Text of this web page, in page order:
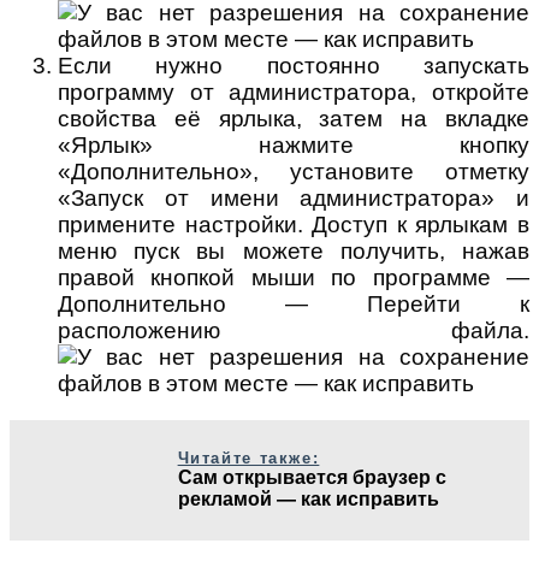
Если нужно постоянно запускать
программу от администратора, откройте
свойства её ярлыка, затем на вкладке
«Ярлык» нажмите кнопку
«Дополнительно», установите отметку
«Запуск от имени администратора» и
примените настройки. Доступ к ярлыкам в
меню пуск вы можете получить, нажав
правой кнопкой мыши по программе —
Дополнительно — Перейти к
расположению файла.
Читайте также:
Сам открывается браузер с
рекламой — как исправить